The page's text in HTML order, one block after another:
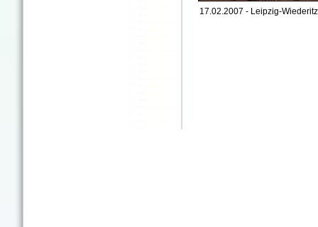
17.02.2007 - Leipzig-